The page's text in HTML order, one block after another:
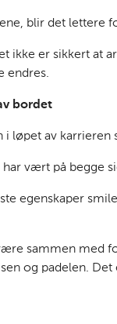
blir det lettere
ikke er sikkert at
endres.
bordet
i løpet av karrieren
vært på begge
egenskaper
sammen med
og padelen.